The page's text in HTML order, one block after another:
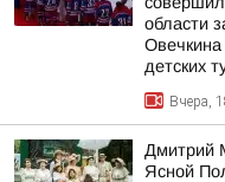
области
детских
Вчера,
Дмитрий
Ясной